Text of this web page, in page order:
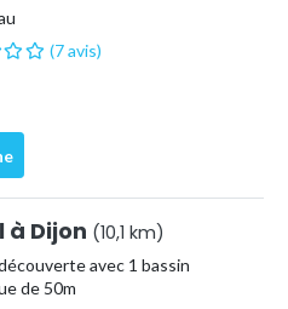
(7 avis)
à Dijon (10,1 km)
avec 1 bassin
de 50m